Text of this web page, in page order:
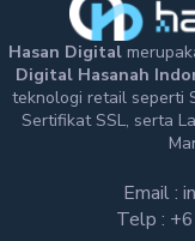
Hasan Digital
Digital Hasanah
teknologi retail seperti
Sertifikat SSL, serta
Email :
Telp :